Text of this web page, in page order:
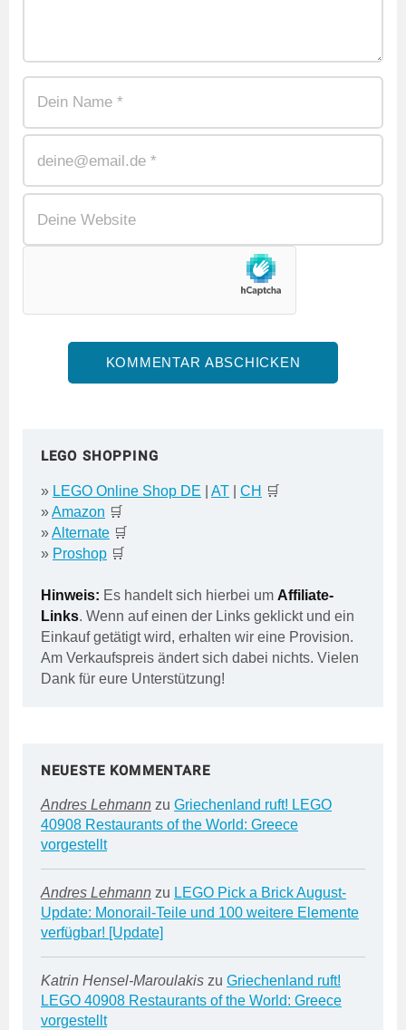
LEGO SHOPPING
» LEGO Online Shop DE AT CH 🛒
»Amazon 🛒
»Alternate 🛒
» Proshop 🛒
Hinweis: Es handelt sich hierbei um Affiliate-
Links. Wenn auf einen der Links geklickt und ein
Einkauf getätigt wird, erhalten wir eine Provision.
Am Verkaufspreis ändert sich dabei nichts. Vielen
Dank für eure Unterstützung!
NEUESTE KOMMENTARE
Andres Lehmann zu Griechenland ruft! LEGO
40908 Restaurants of the World: Greece
vorgestellt
Andres Lehmann zu LEGO Pick a Brick August-
Update: Monorail-Teile und 100 weitere Elemente
verfügbar! [Update]
Katrin Hensel-Maroulakis zu Griechenland ruft!
LEGO 40908 Restaurants of the World: Greece
vorgestellt